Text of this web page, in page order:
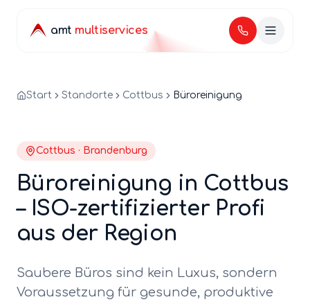
amt multiservices
Start Standorte Cottbus Büroreinigung
Cottbus · Brandenburg
Büroreinigung in Cottbus
– ISO-zertifizierter Profi
aus der Region
Saubere Büros sind kein Luxus, sondern
Voraussetzung für gesunde, produktive